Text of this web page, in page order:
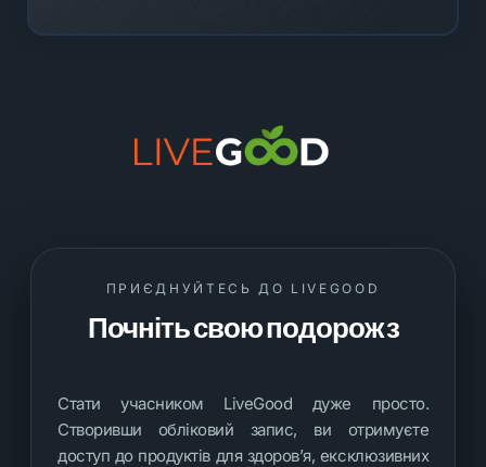
ПРИЄДНУЙТЕСЬ ДО LIVEGOOD
Почніть свою подорож з
Стати учасником LiveGood дуже просто.
Створивши обліковий запис, ви отримуєте
доступ до продуктів для здоров’я, ексклюзивних